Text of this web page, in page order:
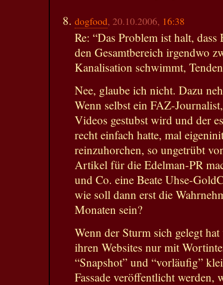
dogfood, 20.10.2006, 16:38
Re: “Das Problem ist halt,
den Gesamtbereich irgendwo
Kanalisation schwimmt,
Nee, glaube ich nicht. Dazu
Wenn selbst ein FAZ-
Videos gestubst wird und der
recht einfach hatte, mal
reinzuhorchen, so ungetrübt
Artikel für die Edelman-PR
und Co. eine Beate Uhse-
wie soll dann erst die
Monaten sein?
Wenn der Sturm sich gelegt
ihren Websites nur mit
“Snapshot” und “vorläufig”
Fassade veröffentlicht werden,